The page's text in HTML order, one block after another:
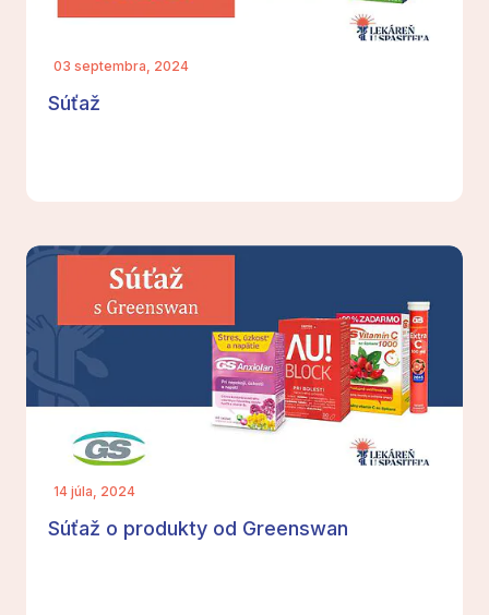
03 septembra, 2024
Súťaž
14 júla, 2024
Súťaž o produkty od Greenswan